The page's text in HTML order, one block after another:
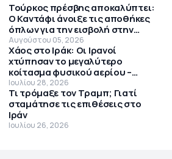
Τούρκος πρέσβης αποκαλύπτει:
Ο Καντάφι άνοιξε τις αποθήκες
όπλων για την εισβολή στην
Κύπρο το 1974
Αυγούστου 05, 2026
Χάος στο Ιράκ: Οι Ιρανοί
χτύπησαν το μεγαλύτερο
κοίτασμα φυσικού αερίου –
Θρίλερ με αμερικανικό MQ-9
Reaper
Ιουλίου 28, 2026
Τι τρόμαξε τον Τραμπ; Γιατί
σταμάτησε τις επιθέσεις στο
Ιράν
Ιουλίου 26, 2026